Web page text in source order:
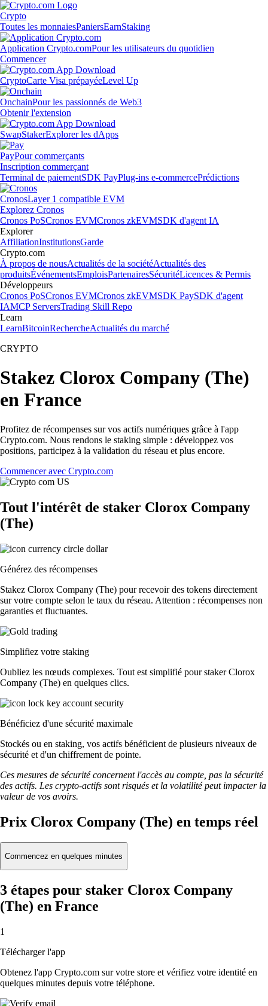
Crypto
Toutes les monnaiesPaniersEarnStaking
Application Crypto.comPour les utilisateurs du quotidien
Commencer
CryptoCarte Visa prépayéeLevel Up
OnchainPour les passionnés de Web3
Obtenir l'extension
SwapStakerExplorer les dApps
PayPour commerçants
Inscription commerçant
Terminal de paiementSDK PayPlug-ins e-commercePrédictions
CronosLayer 1 compatible EVM
Explorez Cronos
Cronos PoSCronos EVMCronos zkEVMSDK d'agent IA
Explorer
AffiliationInstitutionsGarde
Crypto.com
À propos de nousActualités de la sociétéActualités des
produitsÉvénementsEmploisPartenairesSécuritéLicences & Permis
Développeurs
Cronos PoSCronos EVMCronos zkEVMSDK PaySDK d'agent
IAMCP ServersTrading Skill Repo
Learn
LearnBitcoinRechercheActualités du marché
CRYPTO
Stakez Clorox Company (The)
en France
Profitez de récompenses sur vos actifs numériques grâce à l'app
Crypto.com. Nous rendons le staking simple : développez vos
positions, participez à la validation du réseau et plus encore.
Commencer avec Crypto.com
Tout l'intérêt de staker Clorox Company
(The)
Générez des récompenses
Stakez Clorox Company (The) pour recevoir des tokens directement
sur votre compte selon le taux du réseau. Attention : récompenses non
garanties et fluctuantes.
Simplifiez votre staking
Oubliez les nœuds complexes. Tout est simplifié pour staker Clorox
Company (The) en quelques clics.
Bénéficiez d'une sécurité maximale
Stockés ou en staking, vos actifs bénéficient de plusieurs niveaux de
sécurité et d'un chiffrement de pointe.
Ces mesures de sécurité concernent l'accès au compte, pas la sécurité
des actifs. Les crypto-actifs sont risqués et la volatilité peut impacter la
valeur de vos avoirs.
Prix Clorox Company (The) en temps réel
Commencez en quelques minutes
3 étapes pour staker Clorox Company
(The) en France
1
Télécharger l'app
Obtenez l'app Crypto.com sur votre store et vérifiez votre identité en
quelques minutes depuis votre téléphone.